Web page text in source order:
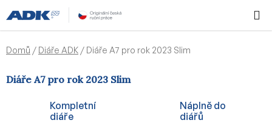
na
obsah
KOŠÍK
Domů / Diáře ADK / Diáře A7 pro rok 2023 Slim
Diáře A7 pro rok 2023 Slim
Kompletní
diáře
Náplně do
diářů